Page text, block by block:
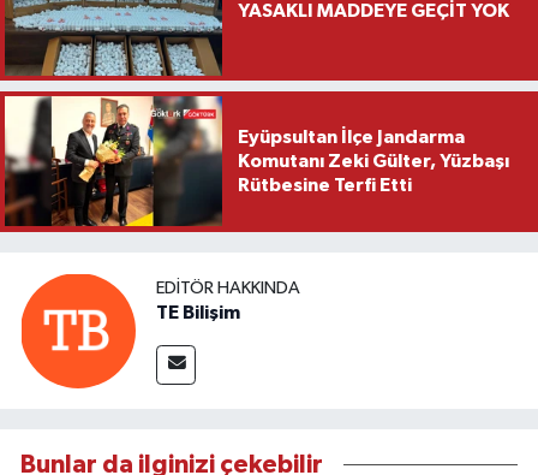
YASAKLI MADDEYE GEÇİT YOK
Eyüpsultan İlçe Jandarma
Komutanı Zeki Gülter, Yüzbaşı
Rütbesine Terfi Etti
EDITÖR HAKKINDA
TE Bilişim
Bunlar da ilginizi çekebilir